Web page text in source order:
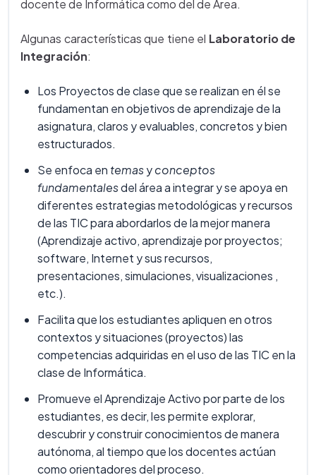
docente de Informática como del de Área.
Algunas características que tiene el Laboratorio de
Integración:
Los Proyectos de clase que se realizan en él se
fundamentan en objetivos de aprendizaje de la
asignatura, claros y evaluables, concretos y bien
estructurados.
Se enfoca en temasyconceptos
fundamentalesdel área a integrar y se apoya en
diferentes estrategias metodológicas y recursos
de las TIC para abordarlos de la mejor manera
(Aprendizaje activo, aprendizaje por proyectos;
software, Internet y sus recursos,
presentaciones, simulaciones, visualizaciones ,
etc.).
Facilita que los estudiantes apliquen en otros
contextos y situaciones (proyectos) las
competencias adquiridas en el uso de las TIC en la
clase de Informática.
Promueve el Aprendizaje Activo por parte de los
estudiantes, es decir, les permite explorar,
descubrir y construir conocimientos de manera
autónoma, al tiempo que los docentes actúan
como orientadores del proceso.